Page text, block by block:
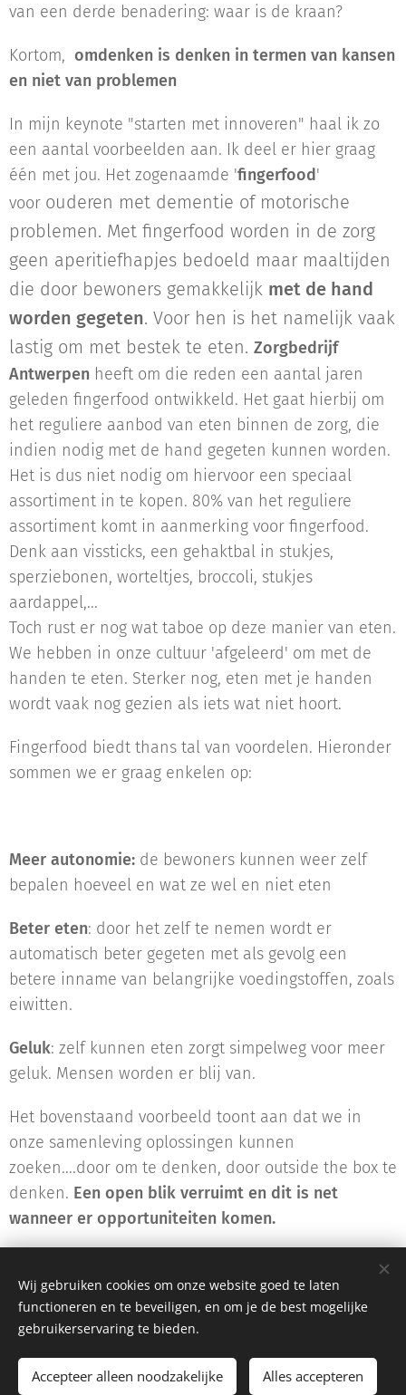
van een derde benadering: waar is de kraan?
Kortom, omdenken is denken in termen van kansen
en niet van problemen
In mijn keynote "starten met innoveren" haal ik zo
een aantal voorbeelden aan. Ik deel er hier graag
één met jou. Het zogenaamde 'fingerfood'
voor ouderen met dementie of motorische
problemen. Met fingerfood worden in de zorg
geen aperitiefhapjes bedoeld maar maaltijden
die door bewoners gemakkelijk met de hand
worden gegeten. Voor hen is het namelijk vaak
lastig om met bestek te eten. Zorgbedrijf
Antwerpen heeft om die reden een aantal jaren
geleden fingerfood ontwikkeld. Het gaat hierbij om
het reguliere aanbod van eten binnen de zorg, die
indien nodig met de hand gegeten kunnen worden.
Het is dus niet nodig om hiervoor een speciaal
assortiment in te kopen. 80% van het reguliere
assortiment komt in aanmerking voor fingerfood.
Denk aan vissticks, een gehaktbal in stukjes,
sperziebonen, worteltjes, broccoli, stukjes
aardappel,...
Toch rust er nog wat taboe op deze manier van eten.
We hebben in onze cultuur 'afgeleerd' om met de
handen te eten. Sterker nog, eten met je handen
wordt vaak nog gezien als iets wat niet hoort.
Fingerfood biedt thans tal van voordelen. Hieronder
sommen we er graag enkelen op:
Meer autonomie: de bewoners kunnen weer zelf
bepalen hoeveel en wat ze wel en niet eten
Beter eten: door het zelf te nemen wordt er
automatisch beter gegeten met als gevolg een
betere inname van belangrijke voedingstoffen, zoals
eiwitten.
Geluk: zelf kunnen eten zorgt simpelweg voor meer
geluk. Mensen worden er blij van.
Het bovenstaand voorbeeld toont aan dat we in
onze samenleving oplossingen kunnen
zoeken....door om te denken, door outside the box te
denken. Een open blik verruimt en dit is net
wanneer er opportuniteiten komen.
Wij gebruiken cookies om onze website goed te laten
functioneren en te beveiligen, en om je de best mogelijke
gebruikerservaring te bieden.
Accepteer alleen noodzakelijke Alles accepteren